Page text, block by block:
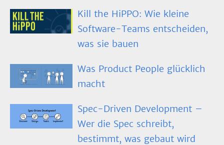
Kill the HiPPO: Wie kleine
Software-Teams entscheiden,
was sie bauen
Was Product People glücklich
macht
Spec-Driven Development –
Wer die Spec schreibt,
bestimmt, was gebaut wird